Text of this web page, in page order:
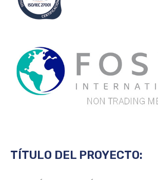
TÍTULO DEL PROYECTO: